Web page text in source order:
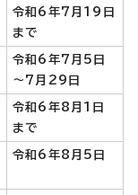
令和6年7月19日
まで
令和6年7月5日
～7月29日
令和6年8月1日
まで
令和6年8月5日